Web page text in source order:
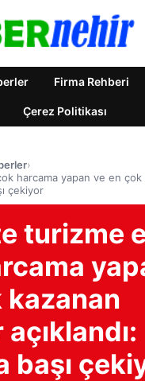
Firma Rehberi
Çerez Politikası
›
harcama yapan ve en
çekiyor
turizme
kazanan
başı